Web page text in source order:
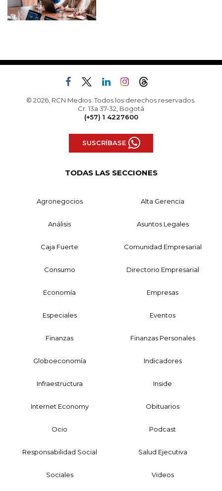
© 2026, RCN Medios. Todos los derechos reservados.
Cr. 13a 37-32, Bogotá
(+57) 1 4227600
SUSCRÍBASE
TODAS LAS SECCIONES
Agronegocios Alta Gerencia
Análisis Asuntos Legales
Caja Fuerte Comunidad Empresarial
Consumo Directorio Empresarial
Economía Empresas
Especiales Eventos
Finanzas Finanzas Personales
Globoeconomía Indicadores
Infraestructura Inside
Internet Economy Obituarios
Ocio Podcast
Responsabilidad Social Salud Ejecutiva
Sociales Videos